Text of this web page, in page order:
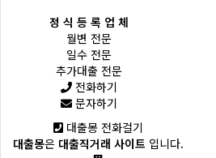
정 식 등 록 업 체
월변 전문
일수 전문
추가대출 전문
전화하기
문자하기
대출몽 전화걸기
대출몽은 대출직거래 사이트 입니다.